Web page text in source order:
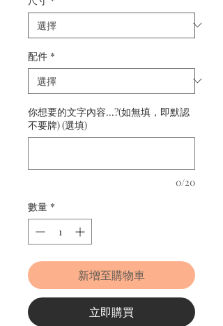
配件 *
你想要的文字內容...?(如無填，即默認
不要牌) (選填)
0/20
數量 *
新增至購物車
立即購買